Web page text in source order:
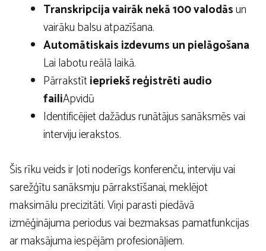
Transkripcija vairāk nekā 100 valodāsun
vairāku balsu atpazīšana.
Automātiskais izdevums un pielāgošana
Lai labotu reālā laikā.
Pārrakstītiepriekš reģistrēti audio
failiApvidū
Identificējiet dažādus runātājus sanāksmēs vai
interviju ierakstos.
Šis rīku veids ir ļoti noderīgs konferenču, interviju vai
sarežģītu sanāksmju pārrakstīšanai, meklējot
maksimālu precizitāti. Viņi parasti piedāvā
izmēģinājuma periodus vai bezmaksas pamatfunkcijas
ar maksājuma iespējām profesionāļiem.